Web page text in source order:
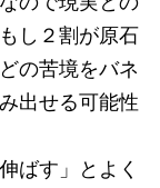
し２割が原石
の苦境をバネ
出せる可能性
ばす」とよく